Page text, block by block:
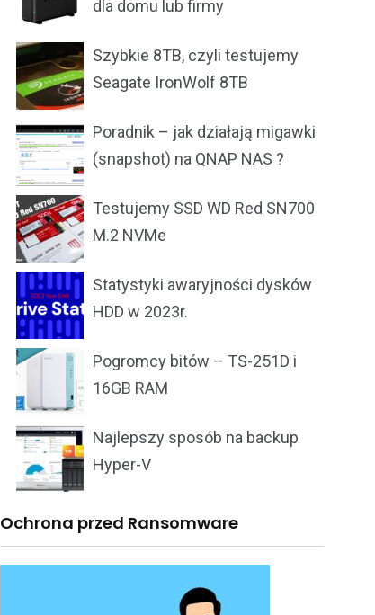
dla domu lub firmy
Szybkie 8TB, czyli testujemy
Seagate IronWolf 8TB
Poradnik – jak działają migawki
(snapshot) na QNAP NAS ?
Testujemy SSD WD Red SN700
M.2 NVMe
Statystyki awaryjności dysków
HDD w 2023r.
Pogromcy bitów – TS-251D i
16GB RAM
Najlepszy sposób na backup
Hyper-V
Ochrona przed Ransomware